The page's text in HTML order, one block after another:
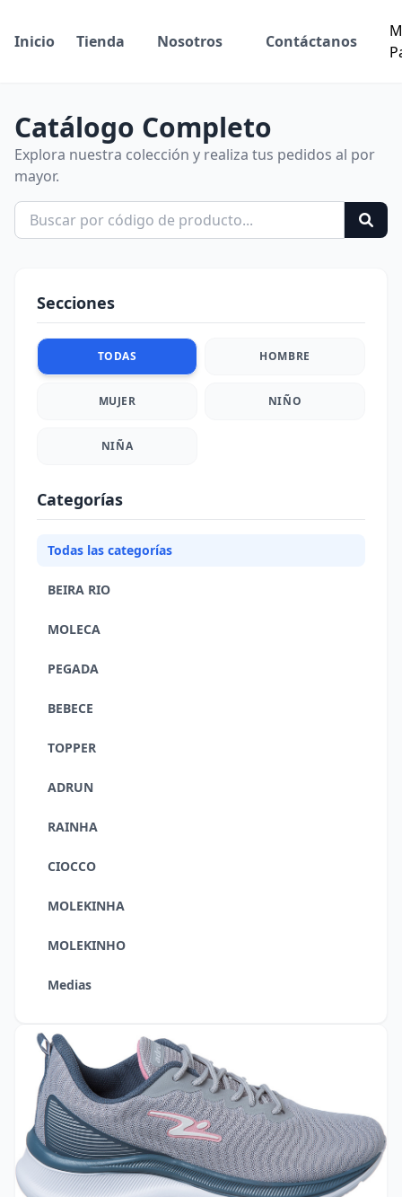
Inicio Tienda Nosotros Contáctanos
Catálogo Completo
Explora nuestra colección y realiza tus pedidos al por
mayor.
Secciones
TODAS HOMBRE
MUJER NIÑO
NIÑA
Categorías
Todas las categorías
BEIRA RIO
MOLECA
PEGADA
BEBECE
TOPPER
ADRUN
RAINHA
CIOCCO
MOLEKINHA
MOLEKINHO
Medias